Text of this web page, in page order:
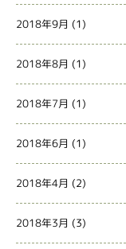
2018年9月 (1)
2018年8月 (1)
2018年7月 (1)
2018年6月 (1)
2018年4月 (2)
2018年3月 (3)